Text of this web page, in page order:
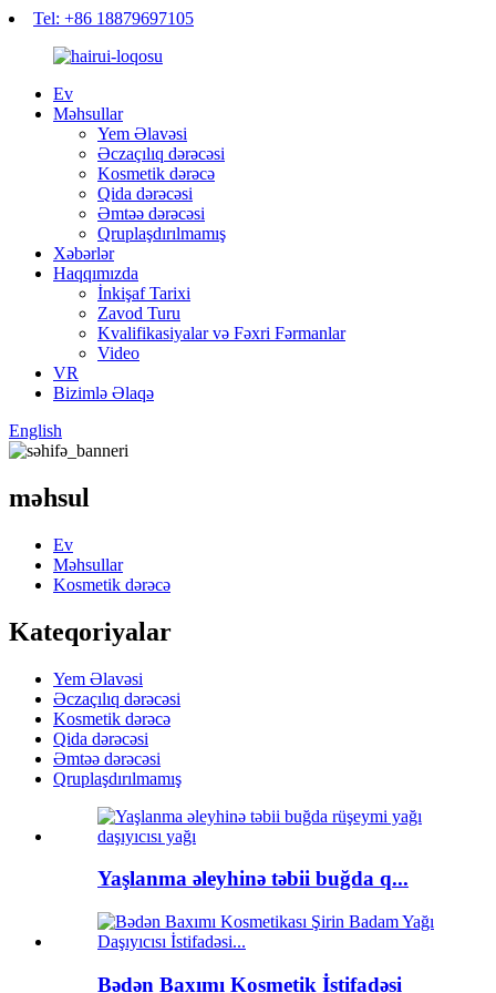
Tel: +86 18879697105
Ev
Məhsullar
Yem Əlavəsi
Əczaçılıq dərəcəsi
Kosmetik dərəcə
Qida dərəcəsi
Əmtəə dərəcəsi
Qruplaşdırılmamış
Xəbərlər
Haqqımızda
İnkişaf Tarixi
Zavod Turu
Kvalifikasiyalar və Fəxri Fərmanlar
Video
VR
Bizimlə Əlaqə
English
məhsul
Ev
Məhsullar
Kosmetik dərəcə
Kateqoriyalar
Yem Əlavəsi
Əczaçılıq dərəcəsi
Kosmetik dərəcə
Qida dərəcəsi
Əmtəə dərəcəsi
Qruplaşdırılmamış
Yaşlanma əleyhinə təbii buğda q...
Bədən Baxımı Kosmetik İstifadəsi